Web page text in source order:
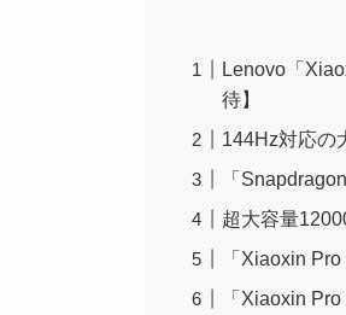
Lenovo「
待】
144Hz対応の
「
超大容量
「Xiaoxin
「Xiaoxin